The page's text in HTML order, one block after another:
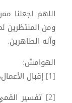
اللهم اجعلنا
ومن
وآله الطاهرين.
الهوامش:
[1] إقبال الأعمال، السيد ابن طاووس (ت: 664): 2/262.